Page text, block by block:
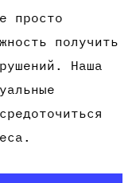
просто
получить
Наша